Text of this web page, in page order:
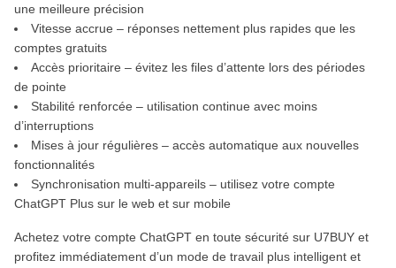
une meilleure précision
Vitesse accrue – réponses nettement plus rapides que les
comptes gratuits
Accès prioritaire – évitez les files d’attente lors des périodes
de pointe
Stabilité renforcée – utilisation continue avec moins
d’interruptions
Mises à jour régulières – accès automatique aux nouvelles
fonctionnalités
Synchronisation multi-appareils – utilisez votre compte
ChatGPT Plus sur le web et sur mobile
Achetez votre compte ChatGPT en toute sécurité sur U7BUY et
profitez immédiatement d’un mode de travail plus intelligent et